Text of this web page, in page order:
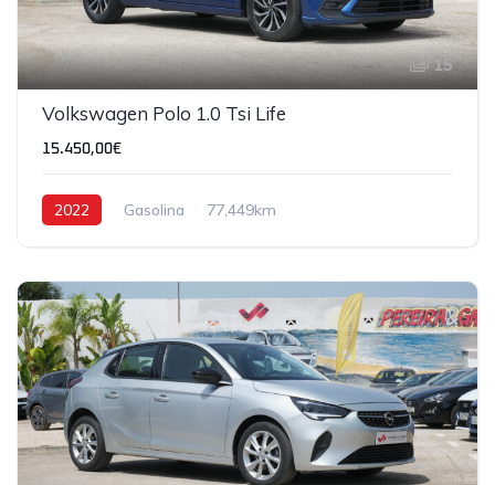
15
Volkswagen Polo 1.0 Tsi Life
15.450,00€
2022 Gasolina 77,449km